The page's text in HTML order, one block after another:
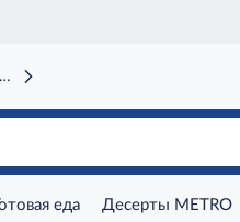
еда Десерты METRO